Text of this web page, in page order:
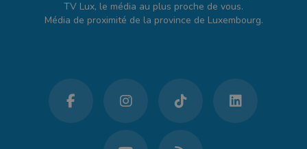
TV Lux, le média au plus proche de vous.
Média de proximité de la province de Luxembourg.